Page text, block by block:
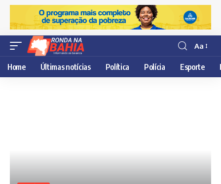
Resisor
de
fonte
Aa
Home Últimas notícias Política Polícia Esporte